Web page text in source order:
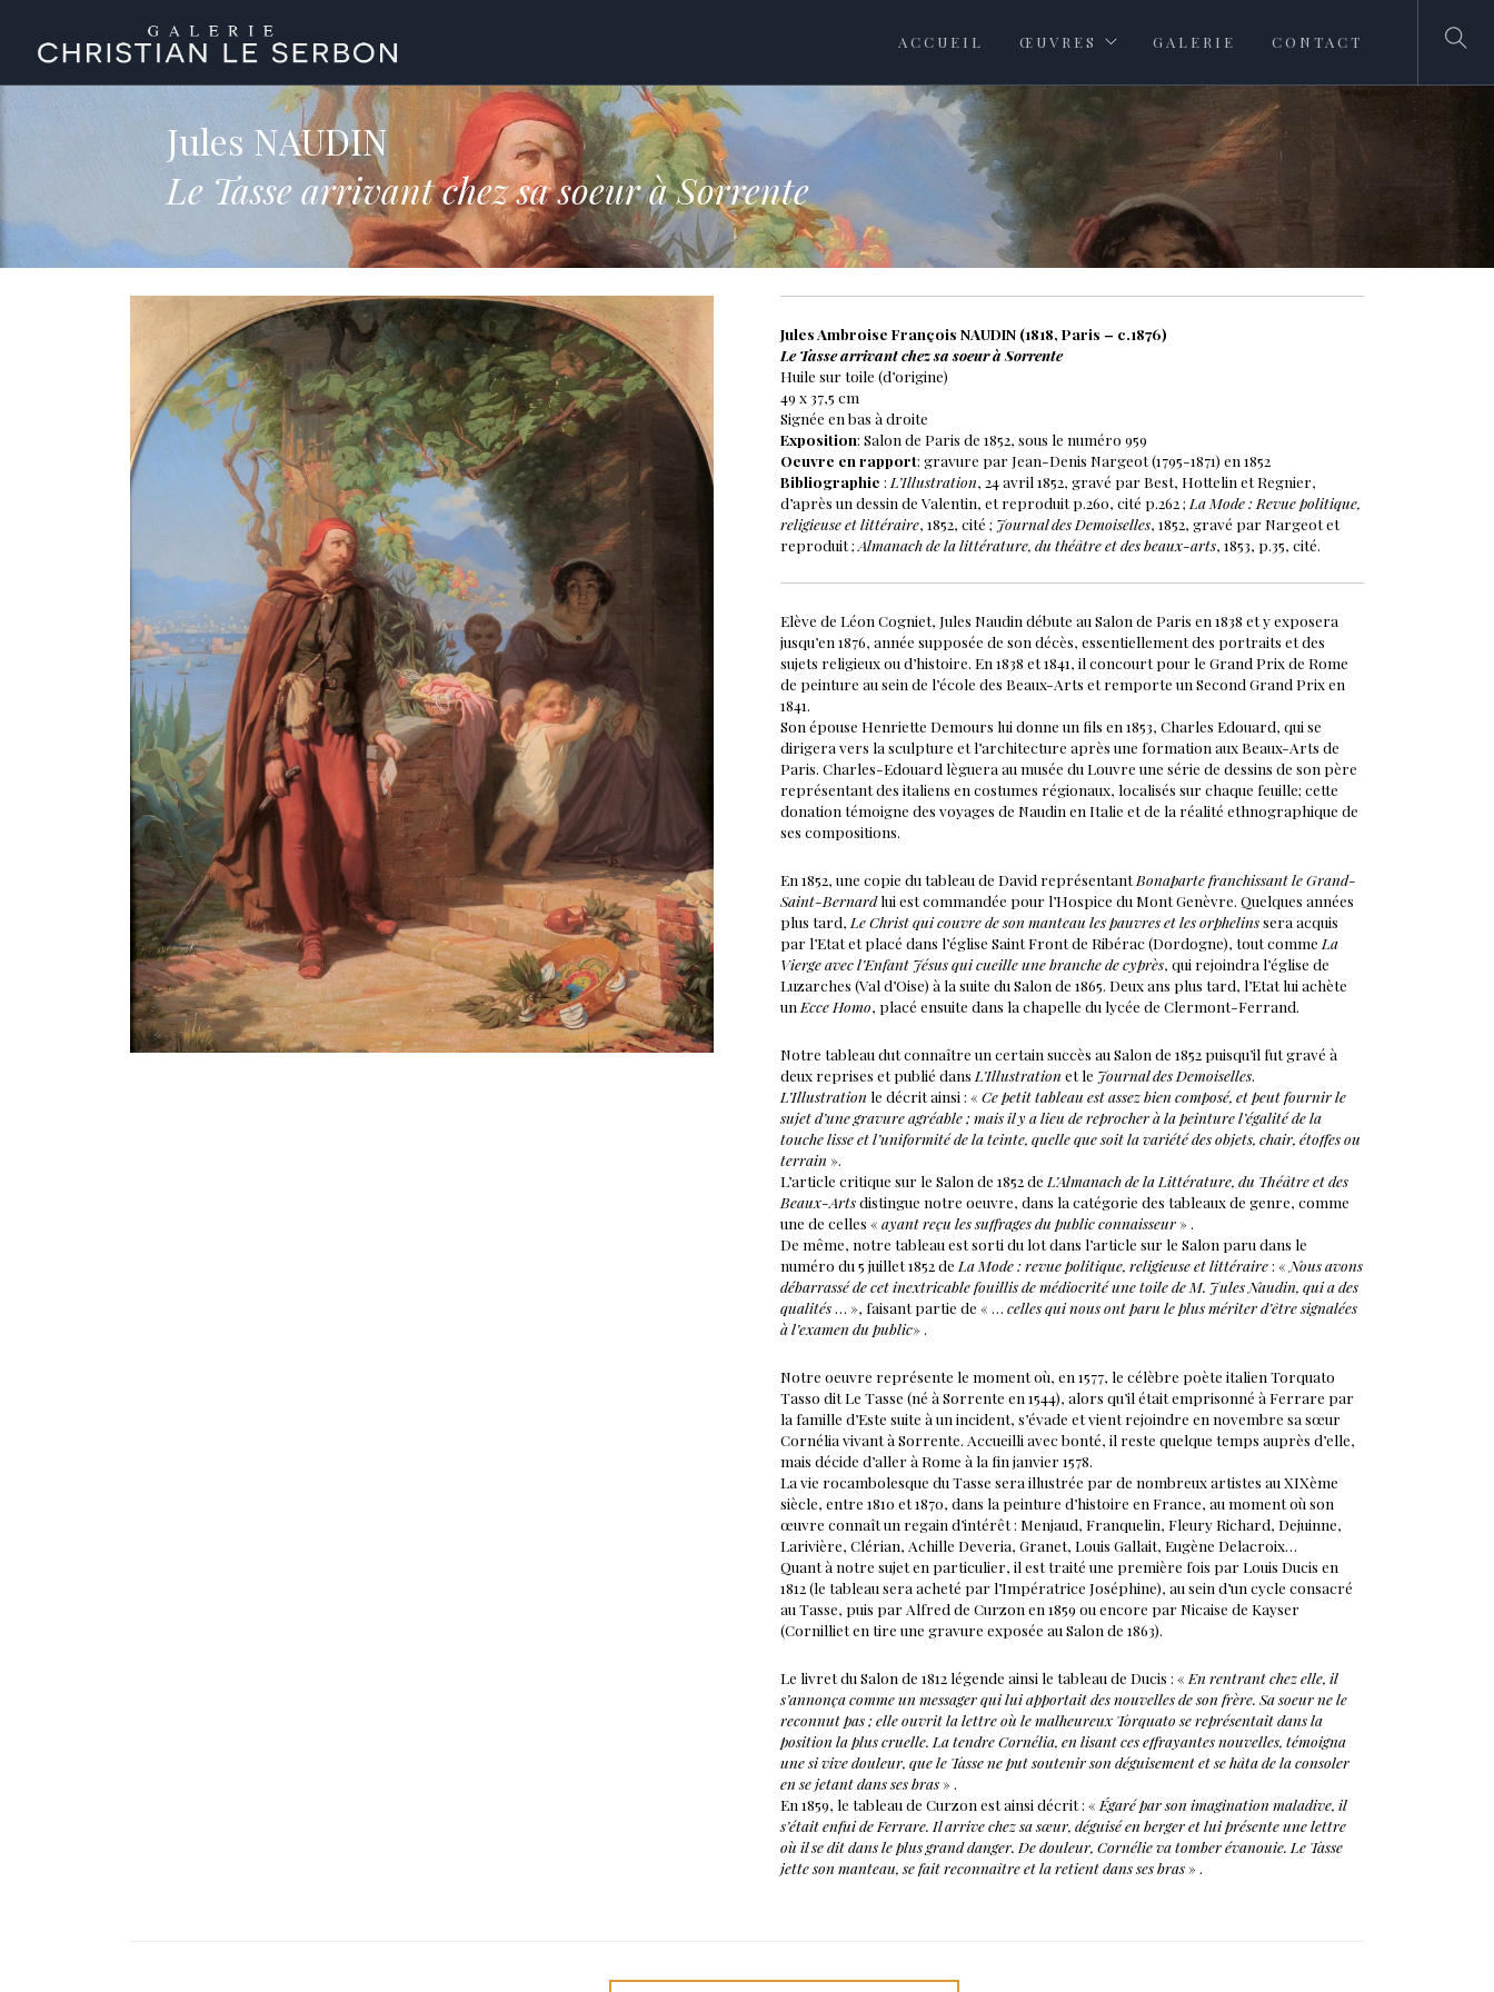
ACCUEIL ŒUVRES GALERIE CONTACT
Jules NAUDIN
Le Tasse arrivant chez sa soeur à Sorrente
Jules Ambroise François NAUDIN (1818, Paris – c.1876)
Le Tasse arrivant chez sa soeur à Sorrente
Huile sur toile (d’origine)
49 x 37,5 cm
Signée en bas à droite
Exposition: Salon de Paris de 1852, sous le numéro 959
Oeuvre en rapport: gravure par Jean-Denis Nargeot (1795-1871) en 1852
Bibliographie : L’Illustration, 24 avril 1852, gravé par Best, Hottelin et Regnier,
d’après un dessin de Valentin, et reproduit p.260, cité p.262 ; La Mode : Revue politique,
religieuse et littéraire, 1852, cité ; Journal des Demoiselles, 1852, gravé par Nargeot et
reproduit ; Almanach de la littérature, du théâtre et des beaux-arts, 1853, p.35, cité.
Elève de Léon Cogniet, Jules Naudin débute au Salon de Paris en 1838 et y exposera
jusqu’en 1876, année supposée de son décès, essentiellement des portraits et des
sujets religieux ou d’histoire. En 1838 et 1841, il concourt pour le Grand Prix de Rome
de peinture au sein de l’école des Beaux-Arts et remporte un Second Grand Prix en
1841.
Son épouse Henriette Demours lui donne un fils en 1853, Charles Edouard, qui se
dirigera vers la sculpture et l’architecture après une formation aux Beaux-Arts de
Paris. Charles-Edouard lèguera au musée du Louvre une série de dessins de son père
représentant des italiens en costumes régionaux, localisés sur chaque feuille; cette
donation témoigne des voyages de Naudin en Italie et de la réalité ethnographique de
ses compositions.
En 1852, une copie du tableau de David représentantBonaparte franchissant le Grand-
Saint-Bernardlui est commandée pour l’Hospice du Mont Genèvre. Quelques années
plus tard, Le Christ qui couvre de son manteau les pauvres et les orphelinssera acquis
par l’Etat et placé dans l’église Saint Front de Ribérac (Dordogne), tout comme La
Vierge avec l’Enfant Jésus qui cueille une branche de cyprès, qui rejoindra l’église de
Luzarches (Val d’Oise) à la suite du Salon de 1865. Deux ans plus tard, l’Etat lui achète
un Ecce Homo, placé ensuite dans la chapelle du lycée de Clermont-Ferrand.
Notre tableau dut connaître un certain succès au Salon de 1852 puisqu’il fut gravé à
deux reprises et publié dans L’Illustration et le Journal des Demoiselles.
L’Illustration le décrit ainsi : « Ce petit tableau est assez bien composé, et peut fournir le
sujet d’une gravure agréable ; mais il y a lieu de reprocher à la peinture l’égalité de la
touche lisse et l’uniformité de la teinte, quelle que soit la variété des objets, chair, étoffes ou
terrain ».
L’article critique sur le Salon de 1852 de L’Almanach de la Littérature, du Théâtre et des
Beaux-Artsdistingue notre oeuvre, dans la catégorie des tableaux de genre, comme
une de celles « ayant reçu les suffrages du public connaisseur» .
De même, notre tableau est sorti du lot dans l’article sur le Salon paru dans le
numéro du 5 juillet 1852 de La Mode : revue politique, religieuse et littéraire: « Nous avons
débarrassé de cet inextricable fouillis de médiocrité une toile de M. Jules Naudin, qui a des
qualités … », faisant partie de « … celles qui nous ont paru le plus mériter d’être signalées
à l’examen du public» .
Notre oeuvre représente le moment où, en 1577, le célèbre poète italien Torquato
Tasso dit Le Tasse (né à Sorrente en 1544), alors qu’il était emprisonné à Ferrare par
la famille d’Este suite à un incident, s’évade et vient rejoindre en novembre sa sœur
Cornélia vivant à Sorrente. Accueilli avec bonté, il reste quelque temps auprès d’elle,
mais décide d’aller à Rome à la fin janvier 1578.
La vie rocambolesque du Tasse sera illustrée par de nombreux artistes au XIXème
siècle, entre 1810 et 1870, dans la peinture d’histoire en France, au moment où son
œuvre connaît un regain d’intérêt : Menjaud, Franquelin, Fleury Richard, Dejuinne,
Larivière, Clérian, Achille Deveria, Granet, Louis Gallait, Eugène Delacroix…
Quant à notre sujet en particulier, il est traité une première fois par Louis Ducis en
1812 (le tableau sera acheté par l’Impératrice Joséphine), au sein d’un cycle consacré
au Tasse, puis par Alfred de Curzon en 1859 ou encore par Nicaise de Kayser
(Cornilliet en tire une gravure exposée au Salon de 1863).
Le livret du Salon de 1812 légende ainsi le tableau de Ducis : « En rentrant chez elle, il
s’annonça comme un messager qui lui apportait des nouvelles de son frère. Sa soeur ne le
reconnut pas ; elle ouvrit la lettre où le malheureux Torquato se représentait dans la
position la plus cruelle. La tendre Cornélia, en lisant ces effrayantes nouvelles, témoigna
une si vive douleur, que le Tasse ne put soutenir son déguisement et se hâta de la consoler
en se jetant dans ses bras» .
En 1859, le tableau de Curzon est ainsi décrit : « Égaré par son imagination maladive, il
s’était enfui de Ferrare. Il arrive chez sa sœur, déguisé en berger et lui présente une lettre
où il se dit dans le plus grand danger. De douleur, Cornélie va tomber évanouie. Le Tasse
jette son manteau, se fait reconnaître et la retient dans ses bras» .